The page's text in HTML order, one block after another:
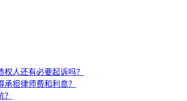
人还有必要起诉吗？
担律师费和利息？